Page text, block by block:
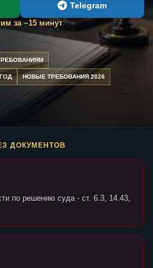
Telegram
за ~15 минут
НОВЫЕ ТРЕБОВАНИЯ 2026
ДОКУМЕНТОВ
по решению суда - ст. 6.3, 14.43,